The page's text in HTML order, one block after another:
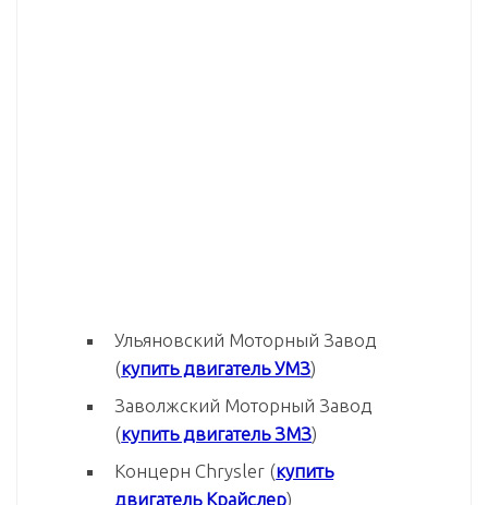
Ульяновский Моторный Завод
(купить двигатель УМЗ)
Заволжский Моторный Завод
(купить двигатель ЗМЗ)
Концерн Chrysler (купить
двигатель Крайслер)